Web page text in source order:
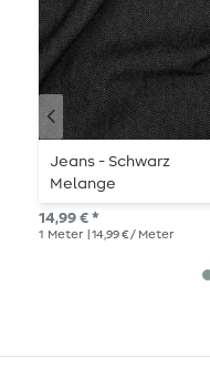
Jeans - Schwarz
Melange
14,99 € *
1 Meter | 14,99 € / Meter